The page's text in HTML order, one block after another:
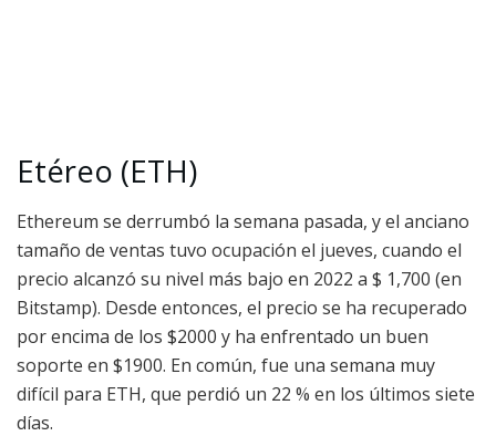
Etéreo (ETH)
Ethereum se derrumbó la semana pasada, y el anciano
tamaño de ventas tuvo ocupación el jueves, cuando el
precio alcanzó su nivel más bajo en 2022 a $ 1,700 (en
Bitstamp). Desde entonces, el precio se ha recuperado
por encima de los $2000 y ha enfrentado un buen
soporte en $1900. En común, fue una semana muy
difícil para ETH, que perdió un 22 % en los últimos siete
días.